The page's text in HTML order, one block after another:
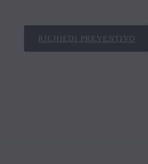
RICHIEDI PREVENTIVO